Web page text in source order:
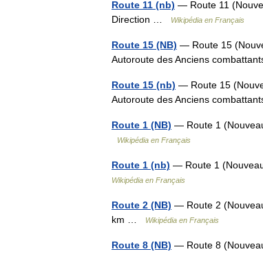
Route 11 (nb) — Route 11
Direction …
Wikipédia en Français
Route 15 (NB) — Route 15
Autoroute des Anciens
Route 15 (nb) — Route 15
Autoroute des Anciens
Route 1 (NB) — Route 1
Wikipédia en Français
Route 1 (nb) — Route 1
Wikipédia en Français
Route 2 (NB) — Route 2
km …
Wikipédia en Français
Route 8 (NB) — Route 8